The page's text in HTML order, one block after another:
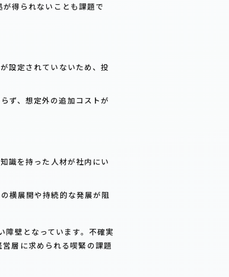
得られないことも課題で
設定されていないため、投
ず、想定外の追加コストが
識を持った人材が社内にい
横展開や持続的な発展が阻
障壁となっています。不確実
層に求められる喫緊の課題